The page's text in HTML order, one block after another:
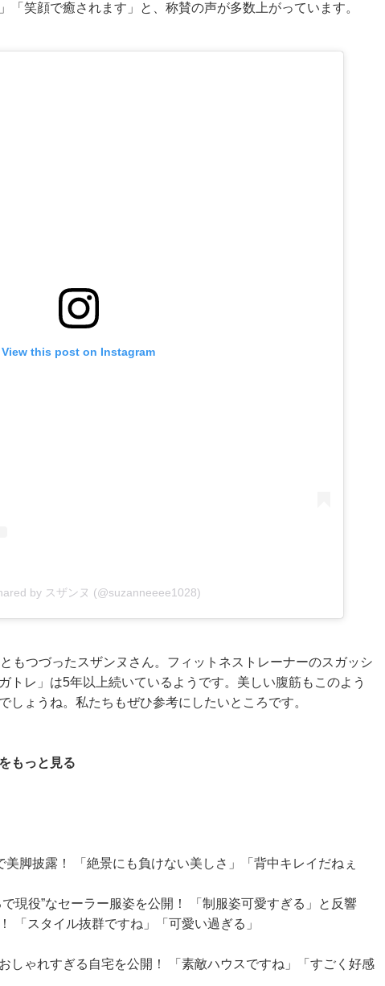
「笑顔で癒されます」と、称賛の声が多数上がっています。
View this post on Instagram
by スザンヌ (@suzanneeee1028)
もつづったスザンヌさん。フィットネストレーナーのスガッシ
トレ」は5年以上続いているようです。美しい腹筋もこのよう
しょうね。私たちもぜひ参考にしたいところです。
もっと見る
美脚披露！ 「絶景にも負けない美しさ」「背中キレイだねぇ
現役”なセーラー服姿を公開！ 「制服姿可愛すぎる」と反響
「スタイル抜群ですね」「可愛い過ぎる」
しゃれすぎる自宅を公開！ 「素敵ハウスですね」「すごく好感